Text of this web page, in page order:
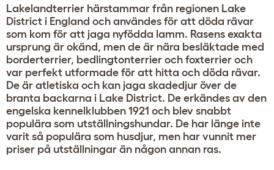
Lakelandterrier härstammar från regionen Lake
District i England och användes för att döda rävar
som kom för att jaga nyfödda lamm. Rasens exakta
ursprung är okänd, men de är nära besläktade med
borderterrier, bedlingtonterrier och foxterrier och
var perfekt utformade för att hitta och döda rävar.
De är atletiska och kan jaga skadedjur över de
branta backarna i Lake District. De erkändes av den
engelska kennelklubben 1921 och blev snabbt
populära som utställningshundar. De har länge inte
varit så populära som husdjur, men har vunnit mer
priser på utställningar än någon annan ras.